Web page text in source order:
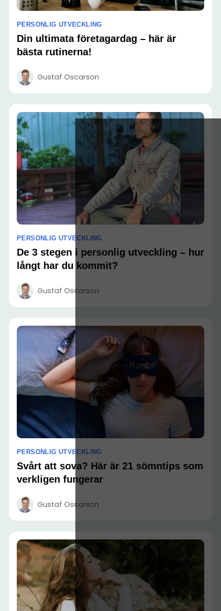
PERSONLIG UTVECKLING
Din ultimata företagardag – här är
bästa rutinerna!
Gustaf Oscarson
PERSONLIG UTVECKLING
De 3 stegen i personlig utveckling – hur
långt har du kommit?
Gustaf Oscarson
PERSONLIG UTVECKLING
Svårt att sova? Här är 21 sömntips som
verkligen fungerar
Gustaf Oscarson